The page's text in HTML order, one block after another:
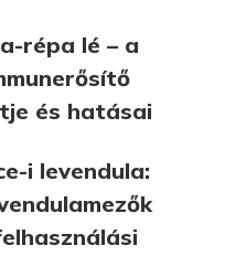
répa lé – a
és hatásai
i levendula: